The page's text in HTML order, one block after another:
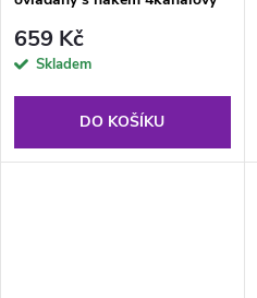
659 Kč
Skladem
DO KOŠÍKU